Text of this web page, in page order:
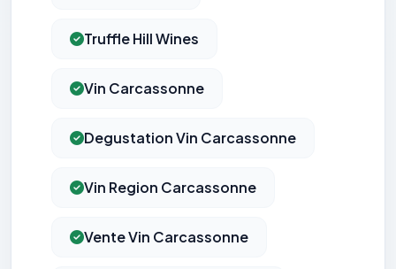
Truffle Hill Wines
Vin Carcassonne
Degustation Vin Carcassonne
Vin Region Carcassonne
Vente Vin Carcassonne